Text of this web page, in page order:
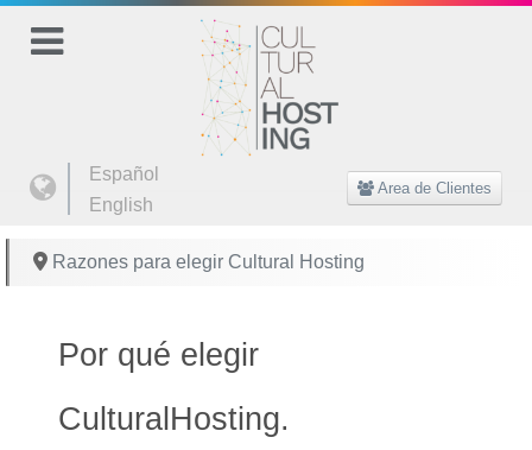
Seleccione su idioma
Español
English
Area de Clientes
Razones para elegir Cultural Hosting
Por qué elegir
CulturalHosting.